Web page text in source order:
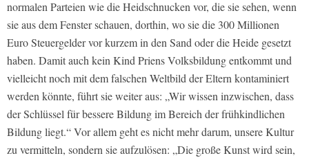
normalen Parteien wie die Heidschnucken vor, die sie sehen, wenn
sie aus dem Fenster schauen, dorthin, wo sie die 300 Millionen
Euro Steuergelder vor kurzem in den Sand oder die Heide gesetzt
haben. Damit auch kein Kind Priens Volksbildung entkommt und
vielleicht noch mit dem falschen Weltbild der Eltern kontaminiert
werden könnte, führt sie weiter aus: „Wir wissen inzwischen, dass
der Schlüssel für bessere Bildung im Bereich der frühkindlichen
Bildung liegt.“ Vor allem geht es nicht mehr darum, unsere Kultur
zu vermitteln, sondern sie aufzulösen: „Die große Kunst wird sein,